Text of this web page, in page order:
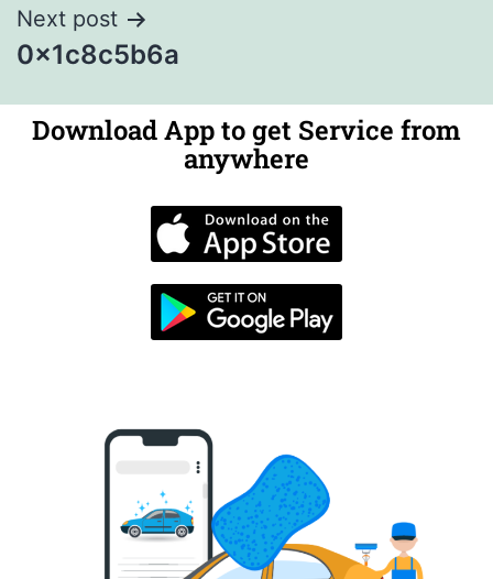
Next post
0x1c8c5b6a
Download App to get Service from
anywhere